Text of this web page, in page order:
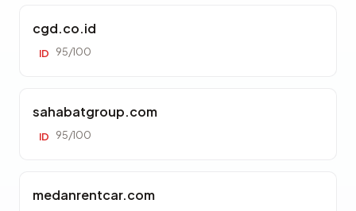
cgd.co.id
ID 95/100
sahabatgroup.com
ID 95/100
medanrentcar.com